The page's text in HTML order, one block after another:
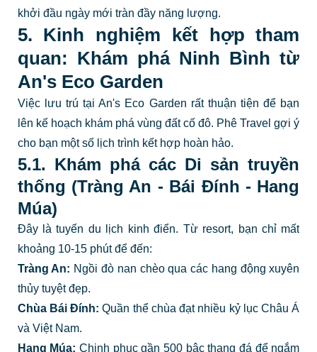
khởi đầu ngày mới tràn đầy năng lượng.
5. Kinh nghiệm kết hợp tham
quan: Khám phá Ninh Bình từ
An's Eco Garden
Việc lưu trú tại An's Eco Garden rất thuận tiện để bạn
lên kế hoạch khám phá vùng đất cố đô. Phê Travel gợi ý
cho bạn một số lịch trình kết hợp hoàn hảo.
5.1. Khám phá các Di sản truyền
thống (Tràng An - Bái Đính - Hang
Múa)
Đây là tuyến du lịch kinh điển. Từ resort, bạn chỉ mất
khoảng 10-15 phút để đến:
Tràng An: Ngồi đò nan chèo qua các hang động xuyên
thủy tuyệt đẹp.
Chùa Bái Đính: Quần thể chùa đạt nhiều kỷ lục Châu Á
và Việt Nam.
Hang Múa: Chinh phục gần 500 bậc thang đá để ngắm